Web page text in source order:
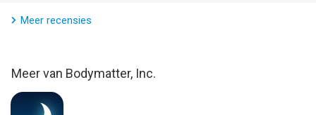
√ Onbeperkt data-opslag en markeringen
√ Export van gegevens voor geregistreerde gebruikers
Does have commercials but what do you expect from a free
Meer recensies
Meer van Bodymatter, Inc.